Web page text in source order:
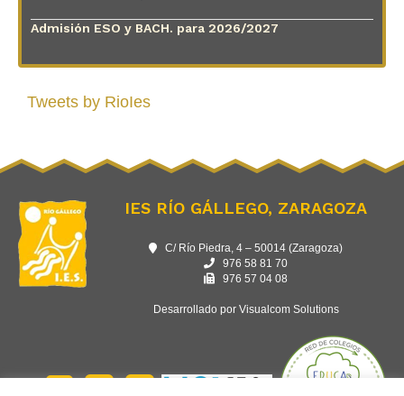
Admisión ESO y BACH. para 2026/2027
Tweets by RioIes
IES RÍO GÁLLEGO, ZARAGOZA
C/ Río Piedra, 4 – 50014 (Zaragoza)
976 58 81 70
976 57 04 08
Desarrollado por Visualcom Solutions